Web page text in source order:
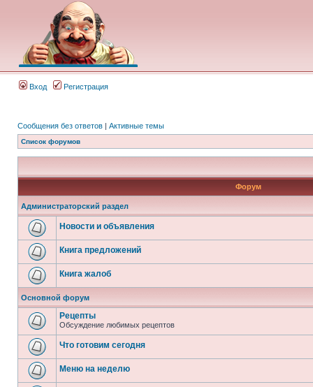
Вход Регистрация
Сообщения без ответов | Активные темы
Список форумов
Форум
Администраторский раздел
Новости и объявления
Книга предложений
Книга жалоб
Основной форум
Рецепты
Обсуждение любимых рецептов
Что готовим сегодня
Меню на неделю